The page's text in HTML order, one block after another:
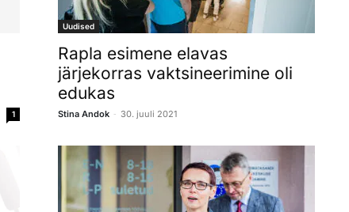
1
Uudised
Rapla esimene elavas
järjekorras vaktsineerimine oli
edukas
Stina Andok - 30. juuli 2021